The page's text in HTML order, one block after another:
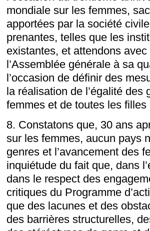
mondiale sur les femmes,
apportées par la société
prenantes, telles que les
existantes, et attendons
l’Assemblée générale à sa
l’occasion de définir des
la réalisation de l’égalité
femmes et de toutes les filles
8. Constatons que, 30 ans
sur les femmes, aucun pays
genres et l’avancement des
inquiétude du fait que, dans
dans le respect des
critiques du Programme
que des lacunes et des
des barrières structurelles,